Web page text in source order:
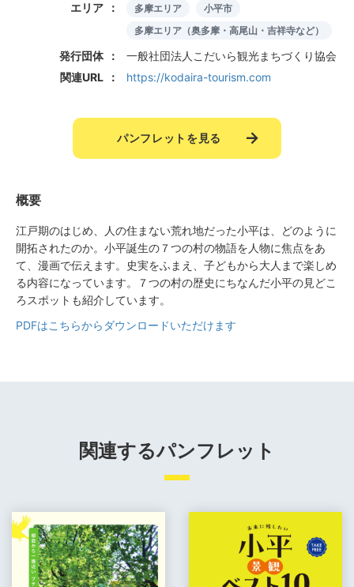
エリア
多摩エリア
小平市
多摩エリア（奥多摩・高尾山・吉祥寺など）
発行団体
一般社団法人こだいら観光まちづくり協会
関連URL
https://kodaira-tourism.com
パンフレットを見る
概要
江戸期のはじめ、人の住まない荒れ地だった小平は、どのように
開拓されたのか。小平誕生の７つの村の物語を人物に焦点をあ
て、漫画で伝えます。史実をふまえ、子どもから大人まで楽しめ
る内容になっています。７つの村の歴史にちなんだ小平の見どこ
ろスポットも紹介しています。
PDFはこちらからダウンロードいただけます
関連するパンフレット